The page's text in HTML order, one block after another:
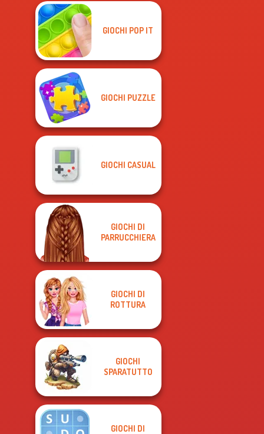
GIOCHI POP IT
GIOCHI PUZZLE
GIOCHI CASUAL
GIOCHI DI
PARRUCCHIERA
GIOCHI DI
ROTTURA
GIOCHI
SPARATUTTO
GIOCHI DI